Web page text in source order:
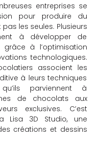
entreprises se
pour produire du
les seules. Plusieurs
à développer de
à l’optimisation
technologiques.
associent les
à leurs techniques
parviennent à
de chocolats aux
exclusives. C’est
Lisa 3D Studio, une
créations et dessins